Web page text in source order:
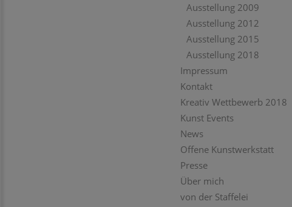
Ausstellung 2009
Ausstellung 2012
Ausstellung 2015
Ausstellung 2018
Impressum
Kontakt
Kreativ Wettbewerb 2018
Kunst Events
News
Offene Kunstwerkstatt
Presse
Über mich
von der Staffelei